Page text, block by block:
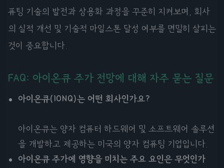
퓨팅 기술의 발전과 상용화 과정을 꾸준히 지켜보며, 회사
의 실적 개선 및 기술적 마일스톤 달성 여부를 면밀히 살피는
것이 중요합니다.
FAQ: 아이온큐 주가 전망에 대해 자주 묻는 질문
아이온큐(IONQ)는 어떤 회사인가요?
아이온큐는 양자 컴퓨터 하드웨어 및 소프트웨어 솔루션
을 개발하고 제공하는 미국의 양자 컴퓨팅 기업입니다.
아이온큐 주가에 영향을 미치는 주요 요인은 무엇인가